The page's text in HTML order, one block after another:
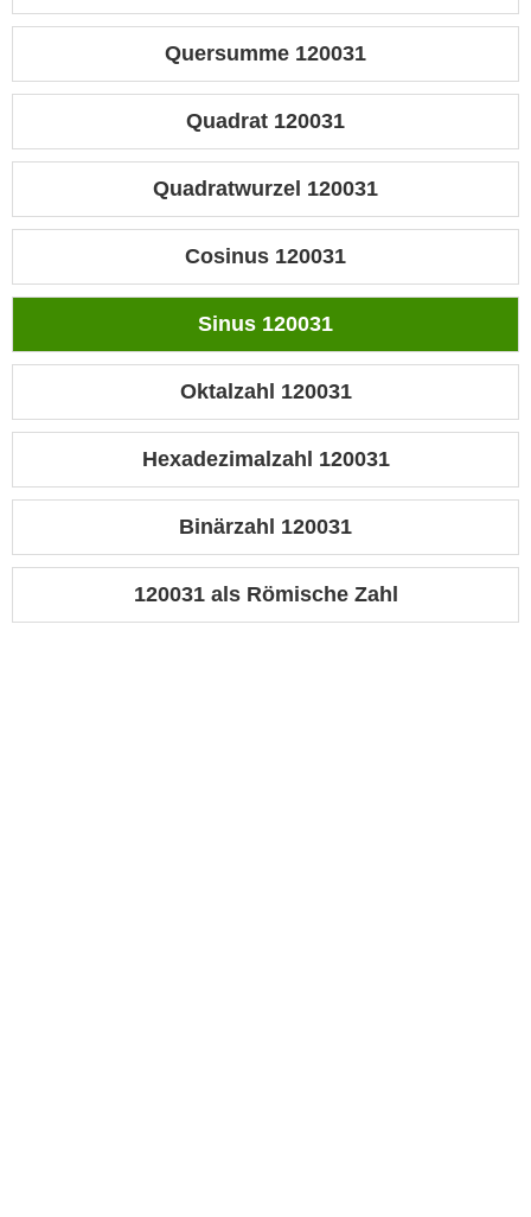
Quersumme 120031
Quadrat 120031
Quadratwurzel 120031
Cosinus 120031
Sinus 120031
Oktalzahl 120031
Hexadezimalzahl 120031
Binärzahl 120031
120031 als Römische Zahl